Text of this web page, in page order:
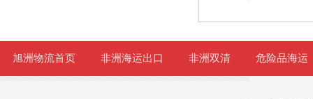
旭洲物流首页 非洲海运出口 非洲双清 危险品海运